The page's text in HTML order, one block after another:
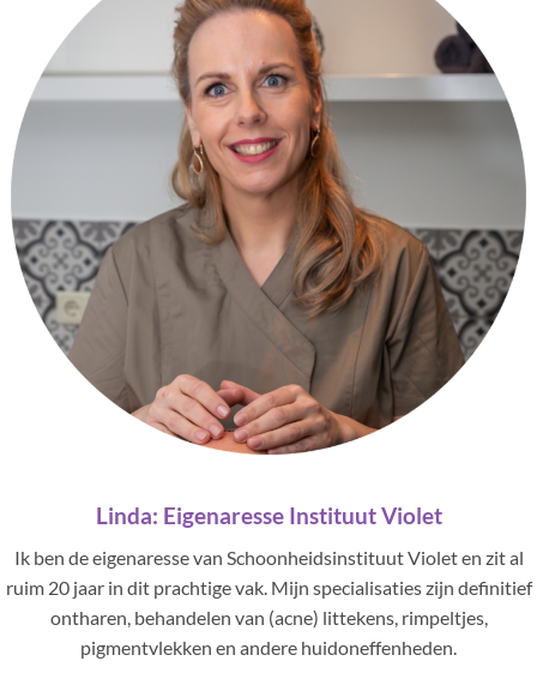
Linda: Eigenaresse Instituut Violet
Ik ben de eigenaresse van Schoonheidsinstituut Violet en zit al
ruim 20 jaar in dit prachtige vak. Mijn specialisaties zijn definitief
ontharen, behandelen van (acne) littekens, rimpeltjes,
pigmentvlekken en andere huidoneffenheden.